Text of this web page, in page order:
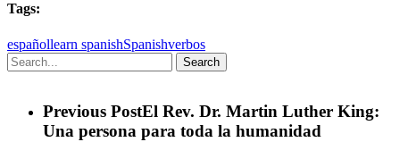
Tags:
españollearn spanishSpanishverbos
Search
Previous PostEl Rev. Dr. Martin Luther King:
Una persona para toda la humanidad